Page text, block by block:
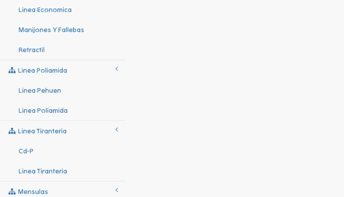
Linea Economica
Manijones Y Fallebas
Retractil
Linea Poliamida
Linea Pehuen
Linea Poliamida
Linea Tiranteria
Cd-P
Linea Tiranteria
Mensulas